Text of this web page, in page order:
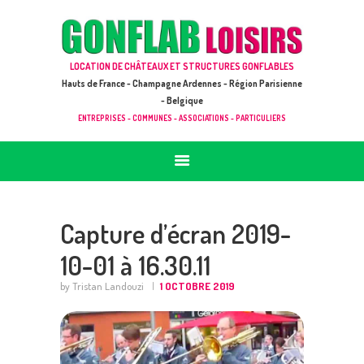
LOCATION DE CHÂTEAUX ET STRUCTURES GONFLABLES
Hauts de France - Champagne Ardennes - Région Parisienne
- Belgique
ENTREPRISES - COMMUNES - ASSOCIATIONS - PARTICULIERS
GONFLAB LOISIRS
ACCUEIL
JEUX À LOUER & PRESTATIONS
CATALOGUE / TARIF
DEMANDE DE DEVIS (SOUS 24H)
Capture d’écran 2019-
10-01 à 16.30.11
by Tristan Landouzi 1 OCTOBRE 2019